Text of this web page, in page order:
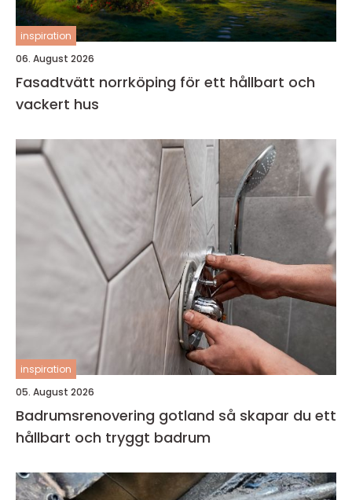
inspiration
06. August 2026
Fasadtvätt norrköping för ett hållbart och
vackert hus
inspiration
05. August 2026
Badrumsrenovering gotland så skapar du ett
hållbart och tryggt badrum